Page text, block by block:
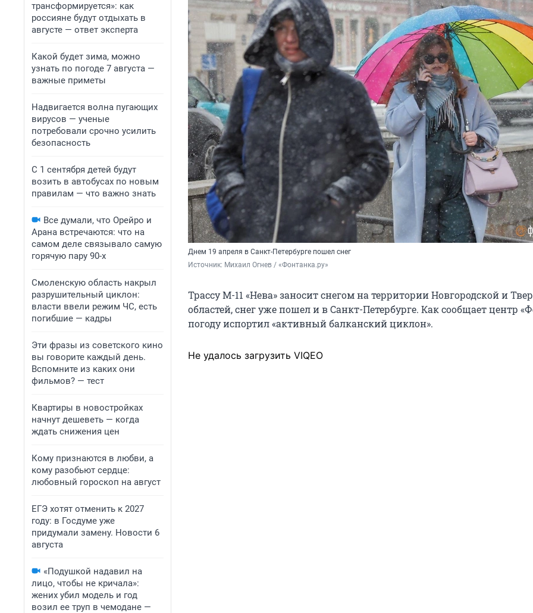
трансформируется»: как
россияне будут отдыхать в
августе — ответ эксперта
Какой будет зима, можно
узнать по погоде 7 августа —
важные приметы
Надвигается волна пугающих
вирусов — ученые
потребовали срочно усилить
безопасность
С 1 сентября детей будут
возить в автобусах по новым
правилам — что важно знать
Все думали, что Орейро и
Арана встречаются: что на
самом деле связывало самую
горячую пару 90-х
Смоленскую область накрыл
разрушительный циклон:
власти ввели режим ЧС, есть
погибшие — кадры
Эти фразы из советского кино
вы говорите каждый день.
Вспомните из каких они
фильмов? — тест
Квартиры в новостройках
начнут дешеветь — когда
ждать снижения цен
Кому признаются в любви, а
кому разобьют сердце:
любовный гороскоп на август
ЕГЭ хотят отменить к 2027
году: в Госдуме уже
придумали замену. Новости 6
августа
«Подушкой надавил на
лицо, чтобы не кричала»:
жених убил модель и год
возил ее труп в чемодане —
Днем 19 апреля в Санкт-Петербурге пошел снег
Источник: Михаил Огнев / «Фонтанка.ру»
Трассу М-11 «Нева» заносит снегом на территории Новгородской и
областей, снег уже пошел и в Санкт-Петербурге. Как сообщает центр
погоду испортил «активный балканский циклон».
Не удалось загрузить VIQEO